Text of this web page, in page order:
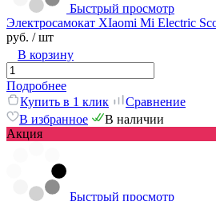
Быстрый просмотр
Электросамокат XIaomi Mi Electric
руб. / шт
В корзину
Подробнее
Купить в 1 клик
Сравнение
В избранное
В наличии
Акция
Быстрый просмотр